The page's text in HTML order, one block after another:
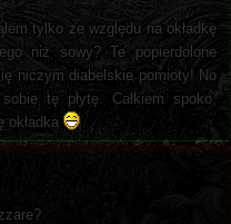
tylko ze względu na okładkę
niż sowy? Te popierdolone
niczym diabelskie pomioty! No
tę płytę. Całkiem spoko,
okładka